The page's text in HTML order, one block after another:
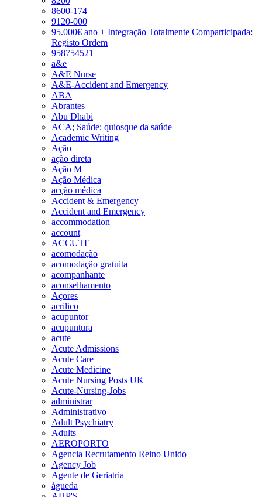
8600-174
9120-000
95.000€ ano + Integração Totalmente Comparticipada:
Registo Ordem
958754521
a&e
A&E Nurse
A&E-Accident and Emergency
ABA
Abrantes
Abu Dhabi
ACA; Saúde; quiosque da saúde
Academic Writing
Ação
ação direta
Ação M
Ação Médica
acção médica
Accident & Emergency
Accident and Emergency
accommodation
account
ACCUTE
acomodação
acomodação gratuita
acompanhante
aconselhamento
Açores
acrilico
acupuntor
acupuntura
acute
Acute Admissions
Acute Care
Acute Medicine
Acute Nursing Posts UK
Acute-Nursing-Jobs
administrar
Administrativo
Adult Psychiatry
Adults
AEROPORTO
Agencia Recrutamento Reino Unido
Agency Job
Agente de Geriatria
águeda